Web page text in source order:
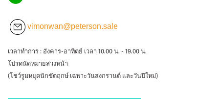
vimonwan@peterson.sale
เวลาทำการ : อังคาร-อาทิตย์ เวลา 10.00 น. - 19.00 น.
โปรดนัดหมายล่วงหน้า
(โชว์รูมหยุดนักขัตฤกษ์ เฉพาะวันสงกรานต์ และวันปีใหม่)